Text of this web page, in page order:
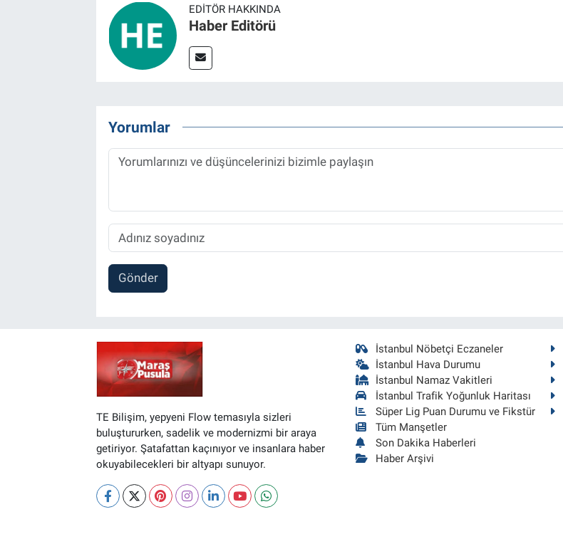
EDITÖR HAKKINDA
Haber Editörü
Yorumlar
Gönder
TE Bilişim, yepyeni Flow temasıyla sizleri
buluştururken, sadelik ve modernizmi bir araya
getiriyor. Şatafattan kaçınıyor ve insanlara haber
okuyabilecekleri bir altyapı sunuyor.
İstanbul Nöbetçi Eczaneler
İstanbul Hava Durumu
İstanbul Namaz Vakitleri
İstanbul Trafik Yoğunluk Haritası
Süper Lig Puan Durumu ve Fikstür
Tüm Manşetler
Son Dakika Haberleri
Haber Arşivi